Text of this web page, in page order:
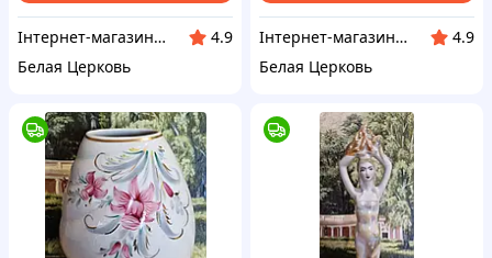
Інтернет-магазин Сувенір
4.9
Белая Церковь
Інтернет-магазин Сувенір
4.9
Белая Церковь